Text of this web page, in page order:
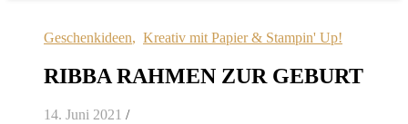
Geschenkideen, Kreativ mit Papier & Stampin' Up!
RIBBA RAHMEN ZUR GEBURT
14. Juni 2021 /